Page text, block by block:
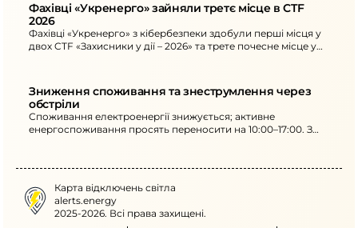
Фахівці «Укренерго» зайняли третє місце в CTF
2026
Фахівці «Укренерго» з кібербезпеки здобули перші місця у
двох CTF «Захисники у дії – 2026» та трете почесне місце у
Зниження споживання та знеструмлення через
обстріли
Споживання електроенергії знижується; активне
енергоспоживання просять переносити на 10:00–17:00. З
Карта відключень світла
alerts.energy
2025-2026. Всі права захищені.